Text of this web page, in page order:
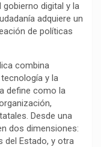
digital y la
adquiere un
de políticas
combina
y la
define como la
Desde una
dos dimensiones:
del Estado, y otra